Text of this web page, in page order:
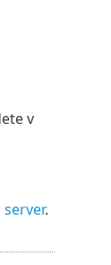
v
server.